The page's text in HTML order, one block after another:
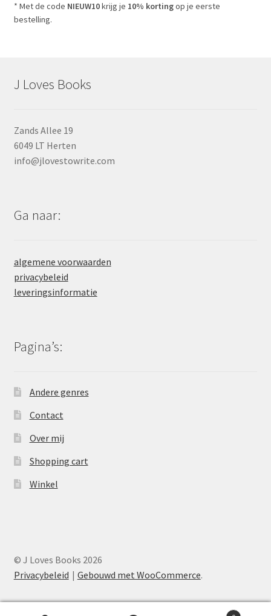
* Met de code NIEUW10krijg je 10% kortingop je eerste
bestelling.
J Loves Books
Zands Allee 19
6049 LT Herten
info@jlovestowrite.com
Ga naar:
algemene voorwaarden
privacybeleid
leveringsinformatie
Pagina’s:
Andere genres
Contact
Over mij
Shopping cart
Winkel
© J Loves Books 2026
Privacybeleid
Gebouwd met WooCommerce.